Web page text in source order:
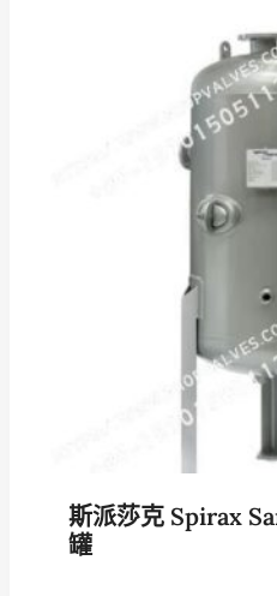
斯派莎克 Spirax
罐